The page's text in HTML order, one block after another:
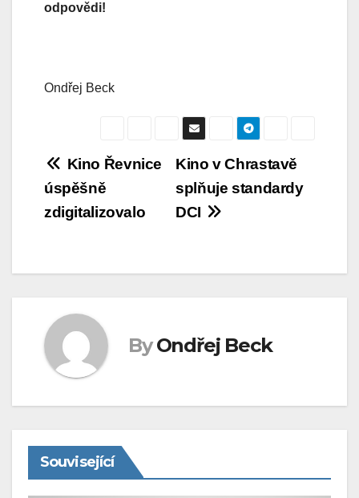
odpovědi!
Ondřej Beck
Navigace
pro
Kino v Chrastavě
splňuje standardy
DCI
Kino Řevnice
úspěšně
zdigitalizovalo
By Ondřej Beck
Související